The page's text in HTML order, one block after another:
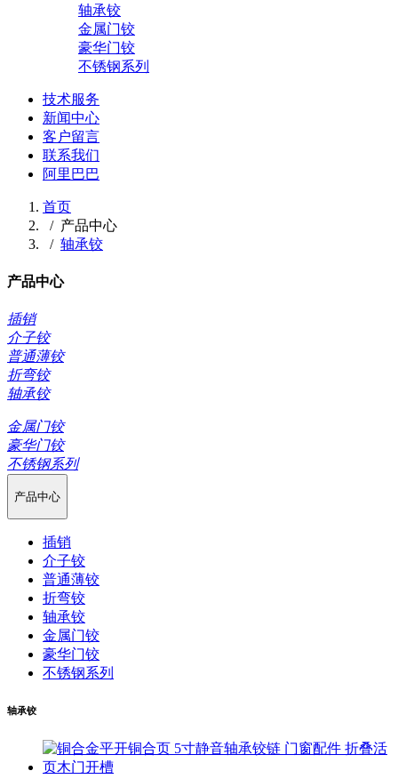
轴承铰
金属门铰
豪华门铰
不锈钢系列
技术服务
新闻中心
客户留言
联系我们
阿里巴巴
首页
/ 产品中心
/ 轴承铰
产品中心
插销
介子铰
普通薄铰
折弯铰
轴承铰
金属门铰
豪华门铰
不锈钢系列
产品中心
插销
介子铰
普通薄铰
折弯铰
轴承铰
金属门铰
豪华门铰
不锈钢系列
轴承铰